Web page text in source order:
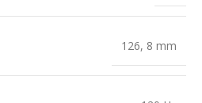
126, 8 mm